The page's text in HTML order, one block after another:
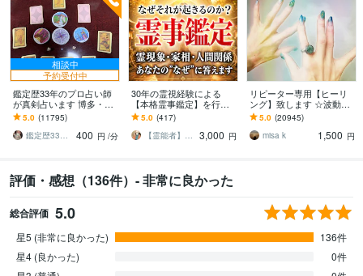
相談中
予約受付中
鑑定歴33年のプロ占い師
が真剣占います 博多・廓
屋の純血統占い祈願師
雷鳥
5.0 (11795)
鑑定歴33年のプロ占い師 雷鳥
400 円 /分
30年の霊視経験による
【本格霊事鑑定】を行い
ます 霊現象・家相・家
系・先祖・土地・人間関
係・悪縁・因縁・厄払い
5.0 (417)
【霊能者】天晴
3,000 円
リピーター専用【ヒーリ
ング】致します ☆波動を
上げ、流れを良くします
☆
5.0 (20945)
misa k
1,500 円
評価・感想（136件）- 非常に良かった
総合評価 5.0
星5 (非常に良かった)
136件
星4 (良かった)
0件